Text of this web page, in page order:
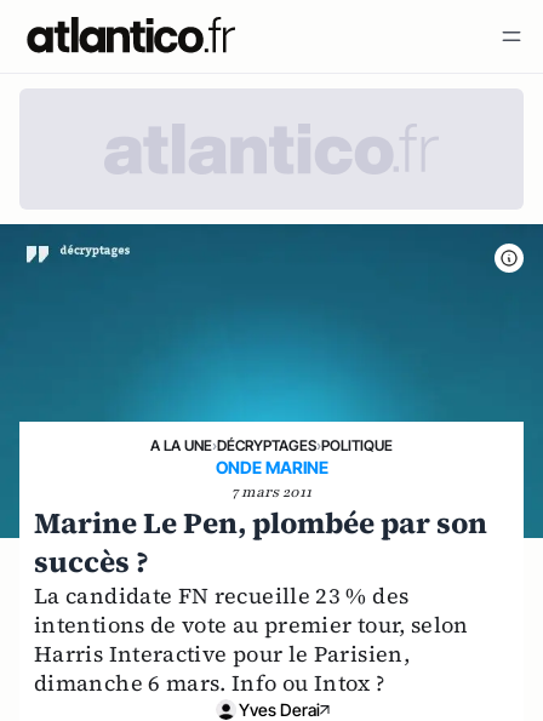
A LA UNE›DÉCRYPTAGES›POLITIQUE
ONDE MARINE
7 mars 2011
Marine Le Pen, plombée par son
succès ?
La candidate FN recueille 23 % des
intentions de vote au premier tour, selon
Harris Interactive pour le Parisien,
dimanche 6 mars. Info ou Intox ?
Yves Derai